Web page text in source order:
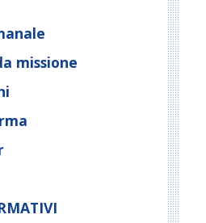
missione